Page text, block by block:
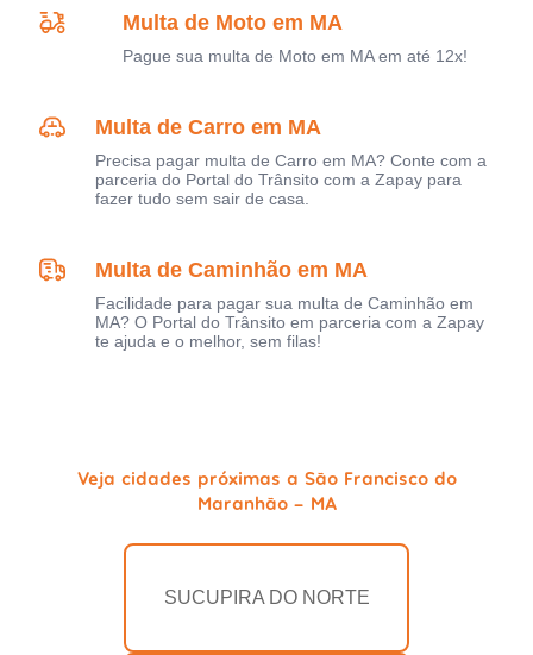
Multa de Moto em MA
Pague sua multa de Moto em MA em até 12x!
Multa de Carro em MA
Precisa pagar multa de Carro em MA? Conte com a
parceria do Portal do Trânsito com a Zapay para
fazer tudo sem sair de casa.
Multa de Caminhão em MA
Facilidade para pagar sua multa de Caminhão em
MA? O Portal do Trânsito em parceria com a Zapay
te ajuda e o melhor, sem filas!
Veja cidades próximas a São Francisco do
Maranhão - MA
SUCUPIRA DO NORTE